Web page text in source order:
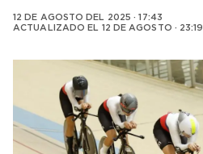
12 DE AGOSTO DEL 2025 · 17:43
ACTUALIZADO EL 12 DE AGOSTO · 23:19